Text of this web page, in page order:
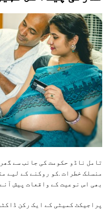
تامل ناڈو حکومت کی جانب سے
منسلک خطرات .کو روکنے کے لیے
بھی اس نوعیت کے واقعات پیش
پراجیکٹ کمیٹی کے ایک رکن